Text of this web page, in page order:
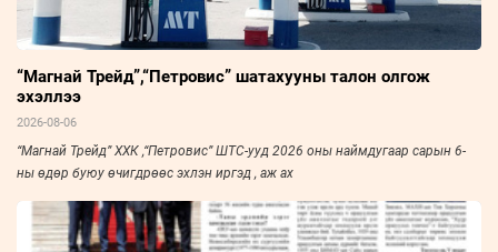
“Магнай Трейд”,“Петровис” шатахууны талон олгож
эхэллээ
2026-08-06
“Магнай Трейд” ХХК ,“Петровис” ШТС-ууд 2026 оны наймдугаар сарын 6-
ны өдөр буюу өчигдрөөс эхлэн иргэд , аж ах